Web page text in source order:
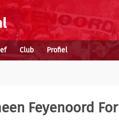
Club Profiel
Feyenoord